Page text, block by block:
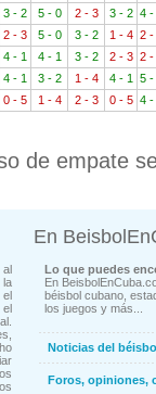
3 - 2 5 - 0 2 - 3 3 - 2 4 -
2 - 3 5 - 0 3 - 2 1 - 4 2 -
4 - 1 4 - 1 3 - 2 2 - 3 2 -
4 - 1 3 - 2 1 - 4 4 - 1
5 -
0 - 5 1 - 4 2 - 3 0 - 5 4 -
de empate
el
En
Lo que puedes
En
béisbol cubano,
los juegos y más...
Noticias del
Foros, opiniones,